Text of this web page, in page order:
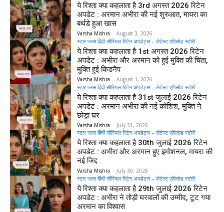
ये रिश्ता क्या कहलाता है 3rd अगस्त 2026 रिटेन
अपडेट : अरमान अभीरा की नई शुरुआत, मायरा का
बर्थडे हुआ खास
Varsha Mishra - August 3, 2026
स्टार प्लस हिंदी सीरियल रिटेन अपडेट्स – लेटेस्ट एपिसोड स्टोरी
ये रिश्ता क्या कहलाता है 1st अगस्त 2026 रिटेन
अपडेट : अभीरा और अरमान को हुई मुक्ति की चिंता,
मुक्ति हुई किडनैप
Varsha Mishra - August 1, 2026
स्टार प्लस हिंदी सीरियल रिटेन अपडेट्स – लेटेस्ट एपिसोड स्टोरी
ये रिश्ता क्या कहलाता है 31st जुलाई 2026 रिटेन
अपडेट : अरमान अभीरा की नई कोशिश, मुक्ति ने
छोड़ा घर
Varsha Mishra - July 31, 2026
स्टार प्लस हिंदी सीरियल रिटेन अपडेट्स – लेटेस्ट एपिसोड स्टोरी
ये रिश्ता क्या कहलाता है 30th जुलाई 2026 रिटेन
अपडेट : अभीरा और अरमान हुए इमोशनल, मायरा की
नई जिद्द
Varsha Mishra - July 30, 2026
स्टार प्लस हिंदी सीरियल रिटेन अपडेट्स – लेटेस्ट एपिसोड स्टोरी
ये रिश्ता क्या कहलाता है 29th जुलाई 2026 रिटेन
अपडेट : अभीरा ने तोड़ी घरवालों की उम्मीद, टूट गया
अरमान का विश्वास